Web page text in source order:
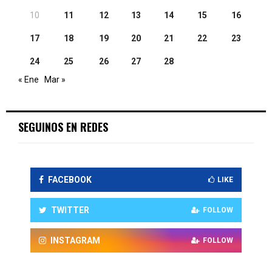
10 11 12 13 14 15 16
17 18 19 20 21 22 23
24 25 26 27
28
« Ene
Mar »
SEGUINOS EN REDES
FACEBOOK LIKE
TWITTER FOLLOW
INSTAGRAM FOLLOW